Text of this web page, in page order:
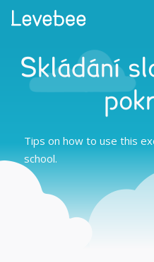
Skládání
Tips on how to use this
school.